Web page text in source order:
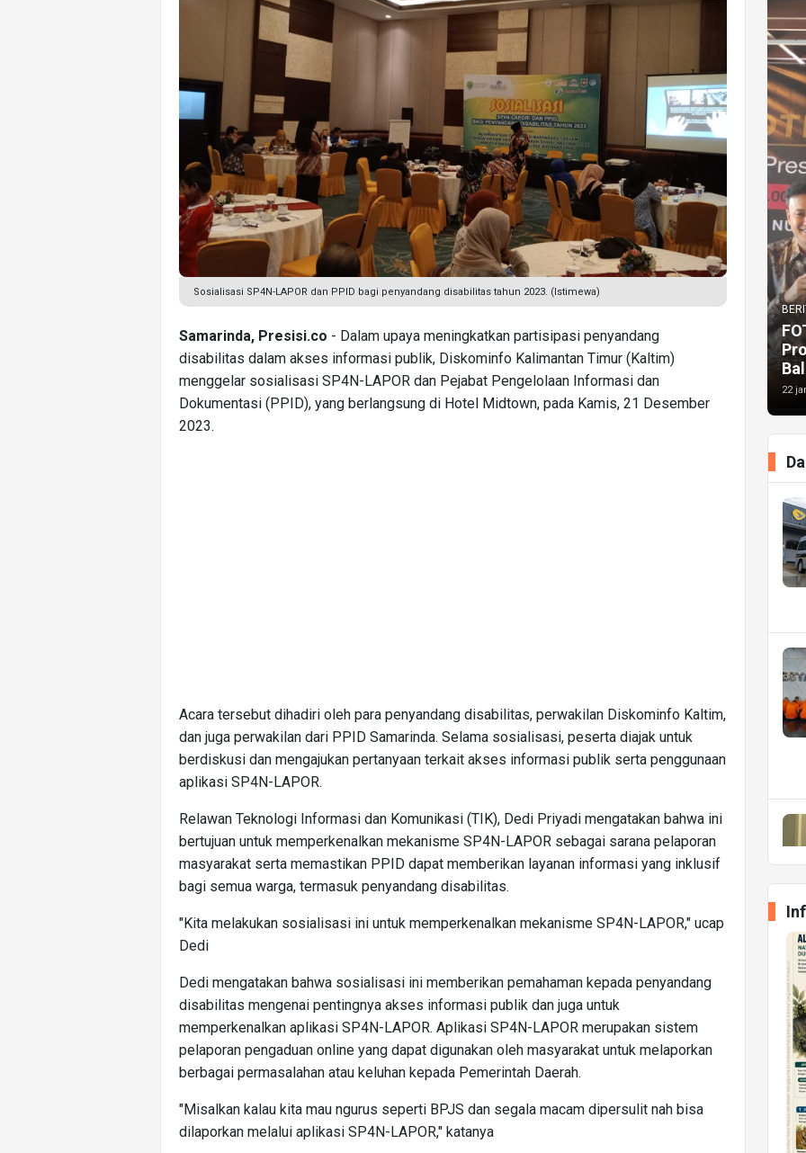
Sosialisasi SP4N-LAPOR dan PPID bagi penyandang disabilitas tahun 2023. (Istimewa)
Samarinda, Presisi.co - Dalam upaya meningkatkan partisipasi penyandang
disabilitas dalam akses informasi publik, Diskominfo Kalimantan Timur (Kaltim)
menggelar sosialisasi SP4N-LAPOR dan Pejabat Pengelolaan Informasi dan
Dokumentasi (PPID), yang berlangsung di Hotel Midtown, pada Kamis, 21 Desember
2023.
Acara tersebut dihadiri oleh para penyandang disabilitas, perwakilan Diskominfo Kaltim,
dan juga perwakilan dari PPID Samarinda. Selama sosialisasi, peserta diajak untuk
berdiskusi dan mengajukan pertanyaan terkait akses informasi publik serta penggunaan
aplikasi SP4N-LAPOR.
Relawan Teknologi Informasi dan Komunikasi (TIK), Dedi Priyadi mengatakan bahwa ini
bertujuan untuk memperkenalkan mekanisme SP4N-LAPOR sebagai sarana pelaporan
masyarakat serta memastikan PPID dapat memberikan layanan informasi yang inklusif
bagi semua warga, termasuk penyandang disabilitas.
"Kita melakukan sosialisasi ini untuk memperkenalkan mekanisme SP4N-LAPOR," ucap
Dedi
Dedi mengatakan bahwa sosialisasi ini memberikan pemahaman kepada penyandang
disabilitas mengenai pentingnya akses informasi publik dan juga untuk
memperkenalkan aplikasi SP4N-LAPOR. Aplikasi SP4N-LAPOR merupakan sistem
pelaporan pengaduan online yang dapat digunakan oleh masyarakat untuk melaporkan
berbagai permasalahan atau keluhan kepada Pemerintah Daerah.
"Misalkan kalau kita mau ngurus seperti BPJS dan segala macam dipersulit nah bisa
dilaporkan melalui aplikasi SP4N-LAPOR," katanya
22